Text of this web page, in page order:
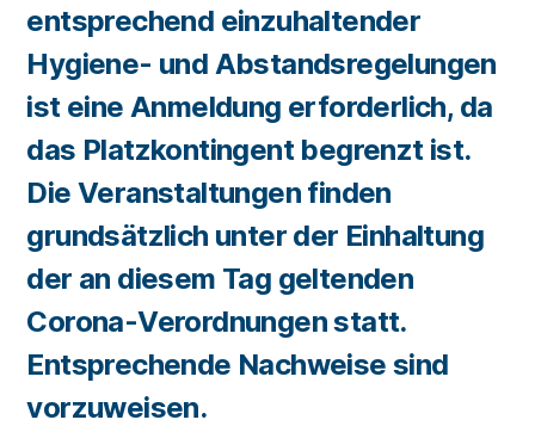
entsprechend einzuhaltender
Hygiene- und Abstandsregelungen
ist eine Anmeldung erforderlich, da
das Platzkontingent begrenzt ist.
Die Veranstaltungen finden
grundsätzlich unter der Einhaltung
der an diesem Tag geltenden
Corona-Verordnungen statt.
Entsprechende Nachweise sind
vorzuweisen.